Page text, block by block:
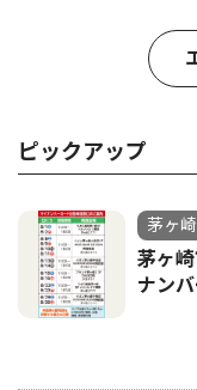
ピックアップ
茅ヶ崎
茅ヶ
ナン